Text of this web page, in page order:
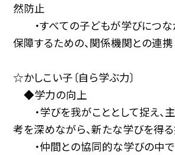
然防止
・すべての子どもが学びにつな
保障するための、関係機関との連携
☆かしこい子〔自ら学ぶ力〕
◆学力の向上
・学びを我がこととして捉え、
考を深めながら、新たな学びを得る
・仲間との協同的な学びの中で